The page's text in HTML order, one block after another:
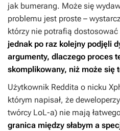
jak bumerang. Może się
problemu jest proste –
którzy nie potrafią
jednak po raz kolejny podjęli
argumenty, dlaczego proces
skomplikowany, niż może się
Użytkownik Reddita o nicku
którym napisał, że
twórcy LoL-a) nie mają
granica między słabym a